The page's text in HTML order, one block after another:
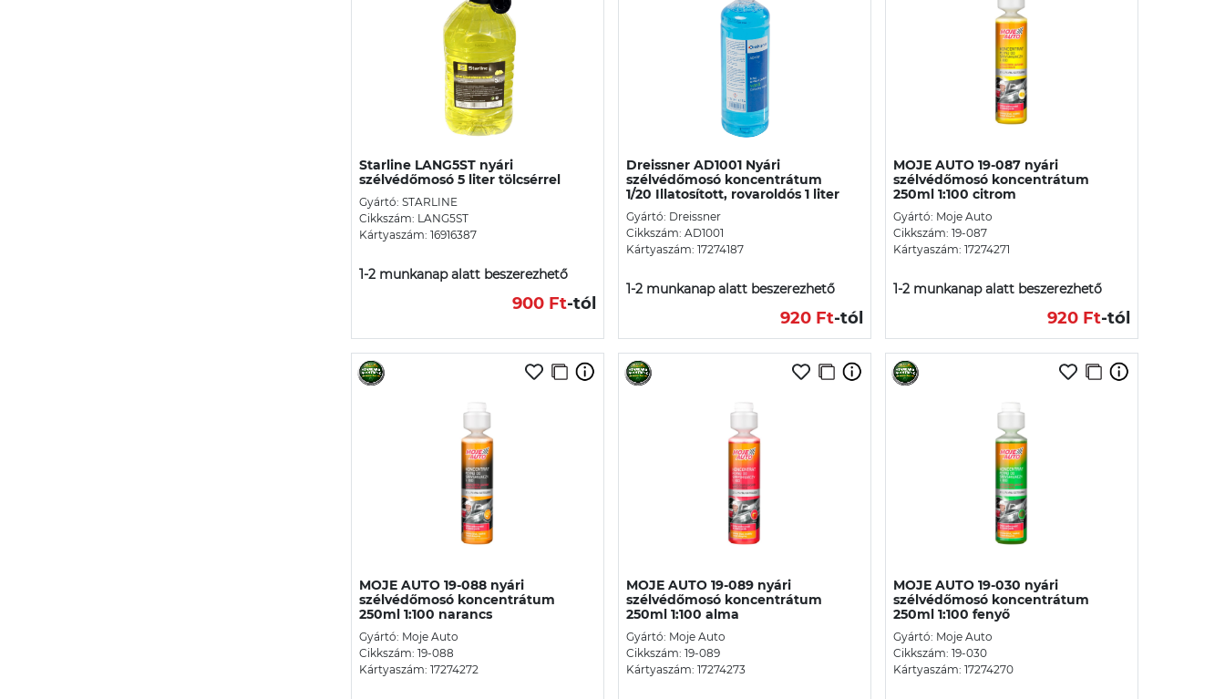
Starline LANG5ST nyári
szélvédőmosó 5 liter tölcsérrel
Gyártó: STARLINE
Cikkszám: LANG5ST
Kártyaszám: 16916387
1-2 munkanap alatt beszerezhető
900 Ft-tól
Dreissner AD1001 Nyári
szélvédőmosó koncentrátum
1/20 Illatosított, rovaroldós 1 liter
Gyártó: Dreissner
Cikkszám: AD1001
Kártyaszám: 17274187
1-2 munkanap alatt beszerezhető
920 Ft-tól
MOJE AUTO 19-087 nyári
szélvédőmosó koncentrátum
250ml 1:100 citrom
Gyártó: Moje Auto
Cikkszám: 19-087
Kártyaszám: 17274271
1-2 munkanap alatt beszerezhető
920 Ft-tól
MOJE AUTO 19-088 nyári
szélvédőmosó koncentrátum
250ml 1:100 narancs
Gyártó: Moje Auto
Cikkszám: 19-088
Kártyaszám: 17274272
MOJE AUTO 19-089 nyári
szélvédőmosó koncentrátum
250ml 1:100 alma
Gyártó: Moje Auto
Cikkszám: 19-089
Kártyaszám: 17274273
MOJE AUTO 19-030 nyári
szélvédőmosó koncentrátum
250ml 1:100 fenyő
Gyártó: Moje Auto
Cikkszám: 19-030
Kártyaszám: 17274270